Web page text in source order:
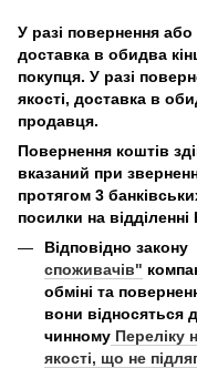
У разі повернення або
доставка в обидва
покупця. У разі
якості, доставка в
продавця.
Повернення коштів
вказаний при
протягом 3
посилки на
Відповідно закону
споживачів"
обміні та
вони відносяться
чинному Переліку
якості, що не